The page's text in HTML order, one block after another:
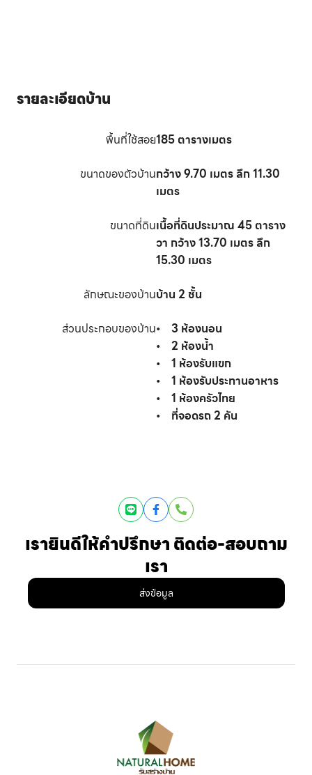
รายละเอียดบ้าน
พื้นที่ใช้สอย185 ตารางเมตร
ขนาดของตัวบ้านกว้าง9.70 เมตร ลึก11.30
เมตร
ขนาดที่ดินเนื้อที่ดินประมาณ 45 ตาราง
วา กว้าง13.70 เมตร ลึก
15.30 เมตร
ลักษณะของบ้านบ้าน 2 ชั้น
ส่วนประกอบของบ้าน• 3 ห้องนอน
•
2 ห้องน้ำ
•
1 ห้องรับแขก
•
1 ห้องรับประทานอาหาร
•
1 ห้องครัวไทย
•
ที่จอดรถ 2 คัน
เรายินดีให้คำปรึกษา ติดต่อ-สอบถาม
เรา
ส่งข้อมูล